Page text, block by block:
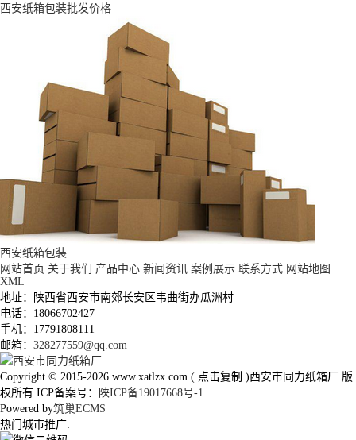
西安纸箱包装批发价格
西安纸箱包装
网站首页 关于我们 产品中心 新闻资讯 案例展示 联系方式 网站地图
XML
地址：陕西省西安市南郊长安区韦曲街办瓜洲村
电话：18066702427
手机：17791808111
邮箱： 328277559@qq.com
Copyright © 2015-2026 www.xatlzx.com ( 点击复制 )西安市同力纸箱厂 版
权所有 ICP备案号：
陕ICP备19017668号-1
Powered by筑巢ECMS
热门城市推广: